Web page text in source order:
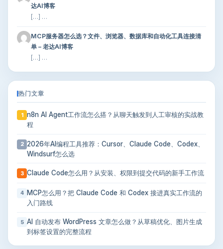
达AI博客
[…] …
MCP服务器怎么选？文件、浏览器、数据库和自动化工具连接清
单 – 老达AI博客
[…] …
热门文章
1 n8n AI Agent工作流怎么搭？从聊天触发到人工审核的实战教
程
2 2026年AI编程工具推荐：Cursor、Claude Code、Codex、
Windsurf怎么选
3 Claude Code怎么用？从安装、权限到提交代码的新手工作流
4
MCP怎么用？把 Claude Code 和 Codex 接进真实工作流的
入门路线
5 AI 自动发布 WordPress 文章怎么做？从草稿优化、图片生成
到标签设置的完整流程